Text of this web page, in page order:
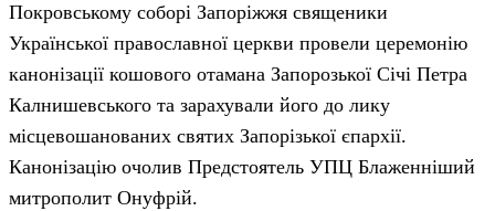
Покровському соборі Запоріжжя священики
Української православної церкви провели церемонію
канонізації кошового отамана Запорозької Січі Петра
Калнишевського та зарахували його до лику
місцевошанованих святих Запорізької єпархії.
Канонізацію очолив Предстоятель УПЦ Блаженніший
митрополит Онуфрій.